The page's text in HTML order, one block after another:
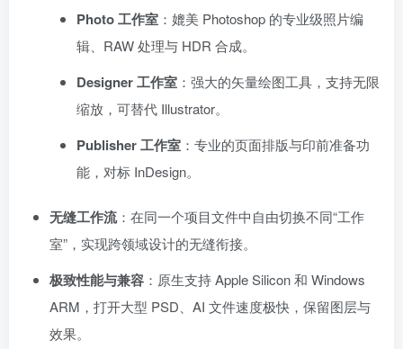
Photo 工作室 ：媲美 Photoshop 的专业级照片编
辑、RAW 处理与 HDR 合成。
Designer 工作室 ：强大的矢量绘图工具，支持无限
缩放，可替代 Illustrator。
Publisher 工作室 ：专业的页面排版与印前准备功
能，对标 InDesign。
无缝工作流：在同一个项目文件中自由切换不同“工作
室”，实现跨领域设计的无缝衔接。
极致性能与兼容 ：原生支持 Apple Silicon 和 Windows
ARM，打开大型 PSD、AI 文件速度极快，保留图层与
效果。